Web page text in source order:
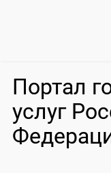
Портал
услуг